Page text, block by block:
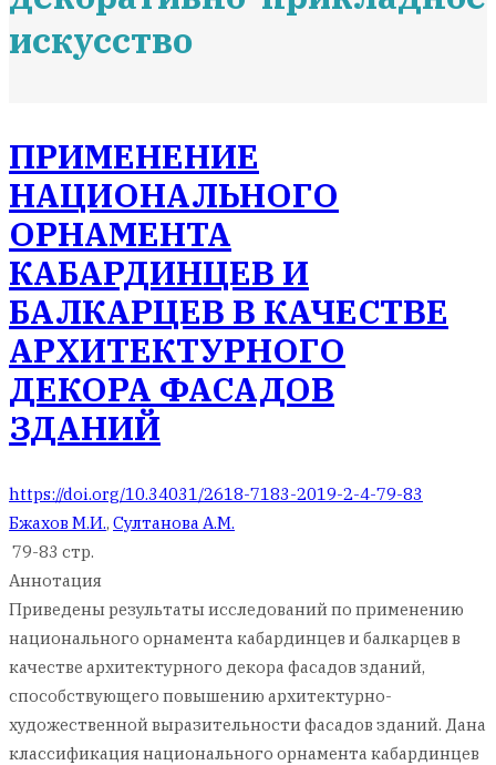
искусство
ПРИМЕНЕНИЕ
НАЦИОНАЛЬНОГО
ОРНАМЕНТА
КАБАРДИНЦЕВ И
БАЛКАРЦЕВ В КАЧЕСТВЕ
АРХИТЕКТУРНОГО
ДЕКОРА ФАСАДОВ
ЗДАНИЙ
https://doi.org/10.34031/2618-7183-2019-2-4-79-83
Бжахов М.И., Султанова А.М.
79-83 стр.
Аннотация
Приведены результаты исследований по применению
национального орнамента кабардинцев и балкарцев в
качестве архитектурного декора фасадов зданий,
способствующего повышению архитектурно-
художественной выразительности фасадов зданий. Дана
классификация национального орнамента кабардинцев